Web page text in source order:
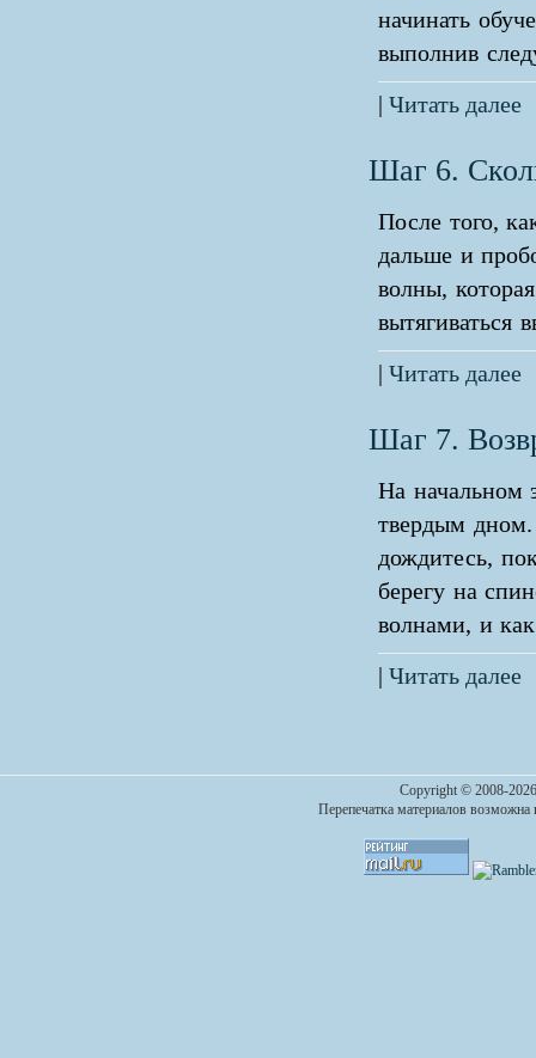
начинать
выполнив
|Читать далее
Шаг 6.
После того,
дальше и
волны,
вытягиваться
|Читать далее
Шаг 7.
На начальном
твердым дном.
дождитесь,
берегу на
волнами, и
|Читать далее
Copyright © 2008-
Перепечатка материалов возможна